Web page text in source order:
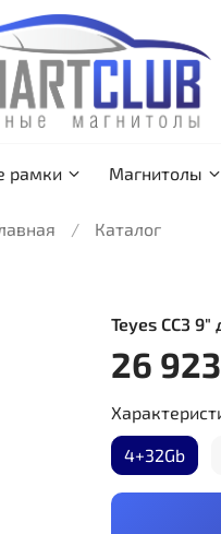
рамки Магнитолы
Каталог
Teyes CC3
26
4+32Gb